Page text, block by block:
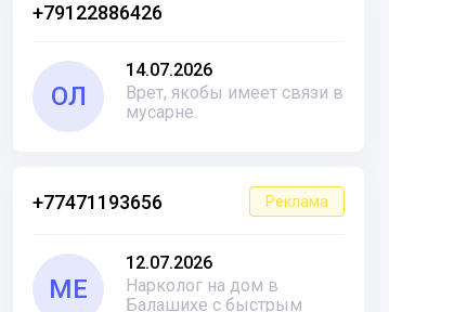
+79122886426
ОЛ
14.07.2026
Врет, якобы имеет связи в
мусарне.
+77471193656 Реклама
ME
12.07.2026
Нарколог на дом в
Балашихе с быстрым